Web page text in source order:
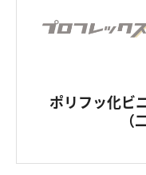
ポリフッ化ビ
（